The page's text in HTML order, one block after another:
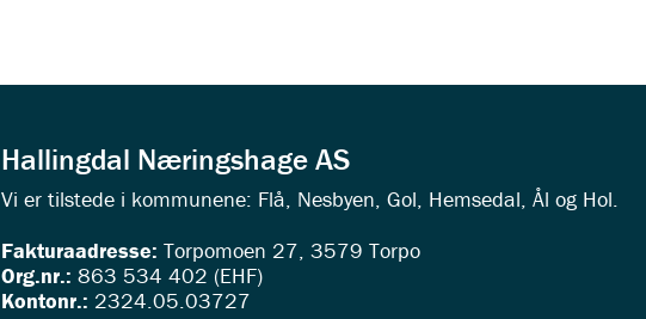
Hallingdal Næringshage AS
Vi er tilstede i kommunene: Flå, Nesbyen, Gol, Hemsedal, Ål og Hol.
Fakturaadresse: Torpomoen 27, 3579 Torpo
Org.nr.: 863 534 402 (EHF)
Kontonr.: 2324.05.03727